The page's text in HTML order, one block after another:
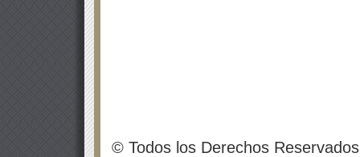
© Todos los Derechos